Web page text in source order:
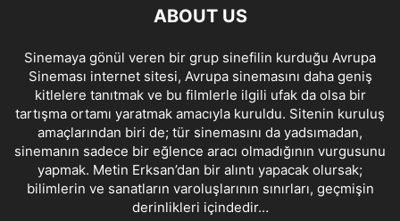
ABOUT US
Sinemaya gönül veren bir grup sinefilin kurduğu Avrupa
Sineması internet sitesi, Avrupa sinemasını daha geniş
kitlelere tanıtmak ve bu filmlerle ilgili ufak da olsa bir
tartışma ortamı yaratmak amacıyla kuruldu. Sitenin kuruluş
amaçlarından biri de; tür sinemasını da yadsımadan,
sinemanın sadece bir eğlence aracı olmadığının vurgusunu
yapmak. Metin Erksan’dan bir alıntı yapacak olursak;
bilimlerin ve sanatların varoluşlarının sınırları, geçmişin
derinlikleri içindedir…